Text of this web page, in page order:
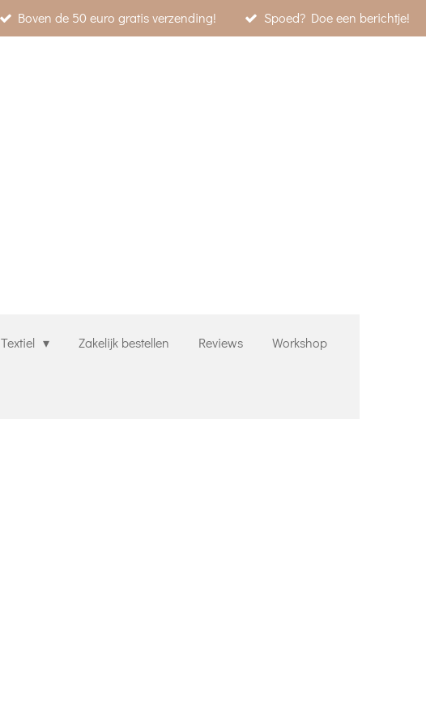
Boven de 50 euro gratis verzending! Spoed? Doe een berichtje!
Textiel Zakelijk bestellen Reviews Workshop